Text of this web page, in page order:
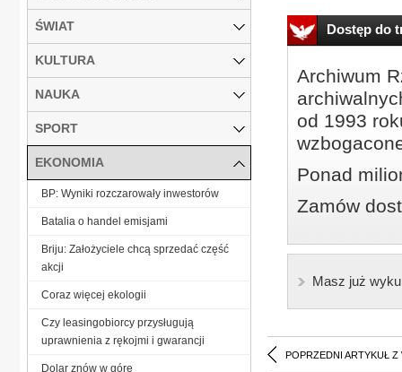
Dostęp do
Archiwum
od 1993
Ponad
Zamów
Masz już
POPRZEDNI ARTYKUŁ Z
ŚWIAT
KULTURA
NAUKA
SPORT
EKONOMIA
BP: Wyniki rozczarowały inwestorów
Batalia o handel emisjami
Briju: Założyciele chcą sprzedać część
akcji
Coraz więcej ekologii
Czy leasingobiorcy przysługują
uprawnienia z rękojmi i gwarancji
Dolar znów w górę